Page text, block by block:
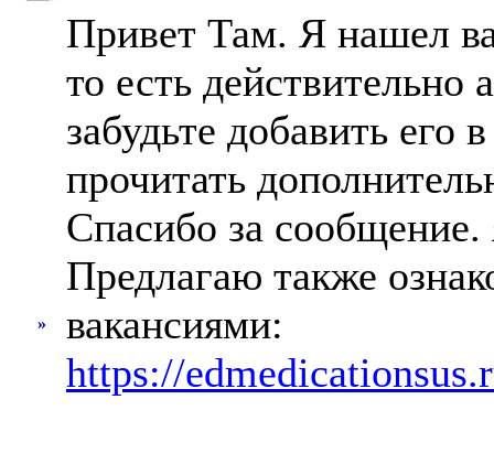
»
Привет Там. Я нашел
то есть действительно
забудьте добавить его
прочитать
Спасибо за сообщение.
Предлагаю также
вакансиями:
https://